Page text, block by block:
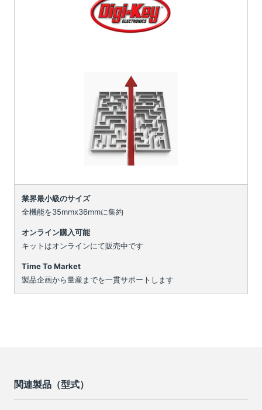
業界最小級のサイズ
全機能を35mmx36mmに集約
オンライン購入可能
キットはオンラインにて販売中です
Time To Market
製品企画から量産までを一貫サポートします
関連製品（型式）